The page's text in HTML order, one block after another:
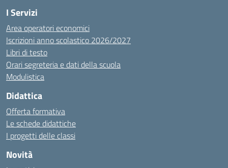
I Servizi
Area operatori economici
Iscrizioni anno scolastico 2026/2027
Libri di testo
Orari segreteria e dati della scuola
Modulistica
Didattica
Offerta formativa
Le schede didattiche
I progetti delle classi
Novità